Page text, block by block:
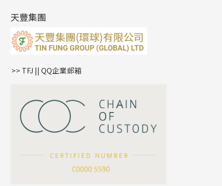
公司名稱
雙十字鏈系列
水波鏈系列
蛇骨鏈系列
鏈尾系列
嘴唇鏈系列
S車花鏈系列
珍珠鏈系列
坦克鏈系列
滿天星鏈系列
方假繩鏈系列
耳環扣系列
耳綫/耳鈎系列
耳環爪頭
耳環
字母吊墜
相盒吊墜
項鏈吊墜
生肖吊墜
星座吊墜
珠扣
天豐集團
>> TFJ || QQ企業郵箱